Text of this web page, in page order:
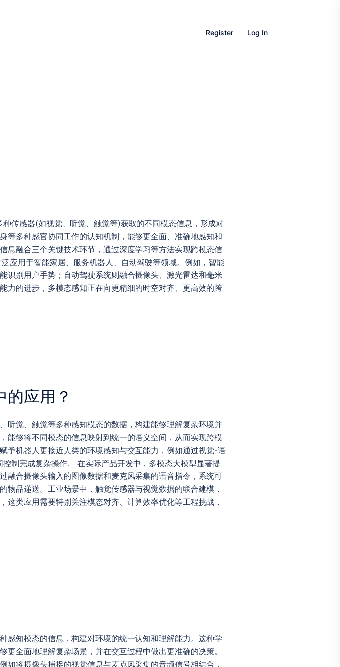
Register Log In
传感器(如视觉、听觉、触觉等)获取的不同模态信息，形成对
等多种感官协同工作的认知机制，能够更全面、准确地感知和
息融合三个关键技术环节，通过深度学习等方法实现跨模态信
应用于智能家居、服务机器人、自动驾驶等领域。例如，智能
识别用户手势；自动驾驶系统则融合摄像头、激光雷达和毫米
力的进步，多模态感知正在向更精细的时空对齐、更高效的跨
应用？
听觉、触觉等多种感知模态的数据，构建能够理解复杂环境并
能够将不同模态的信息映射到统一的语义空间，从而实现跨模
予机器人更接近人类的环境感知与交互能力，例如通过视觉-语
制完成复杂操作。 在实际产品开发中，多模态大模型显著提
融合摄像头输入的图像数据和麦克风采集的语音指令，系统可
品递送。工业场景中，触觉传感器与视觉数据的联合建模，
类应用需要特别关注模态对齐、计算效率优化等工程挑战，
感知模态的信息，构建对环境的统一认知和理解能力。这种学
全面地理解复杂场景，并在交互过程中做出更准确的决策。
将摄像头捕捉的视觉信息与麦克风采集的音频信号相结合，